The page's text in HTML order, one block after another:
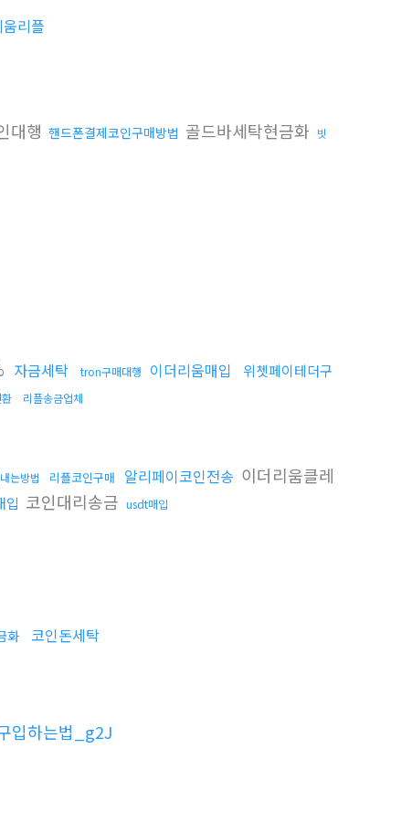
리플
대행 핸드폰결제코인구매방법 골드바세탁현금화 빗
자금세탁 tron구매대행 이더리움매입
위쳇페이테더구
리플송금업체
는방법 리플코인구매 알리페이코인전송 이더리움클레
입 코인대리송금 usdt매입
화 코인돈세탁
입하는법_g2J